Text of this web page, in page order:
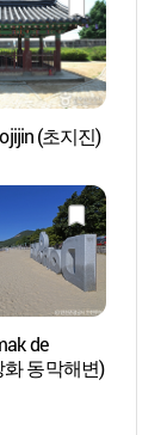
(초지진)
de
화 동막해변)